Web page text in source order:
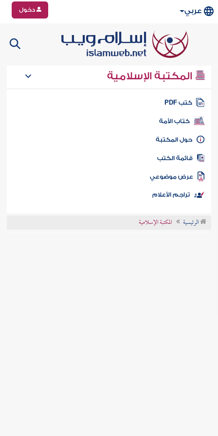
عربي دخول
المكتبة الإسلامية
كتب PDF
كتاب الأمة
المكتبة
الكتب
موضوعي
تراجم الأعلام
الرئيسية المكتبة الإسلامية